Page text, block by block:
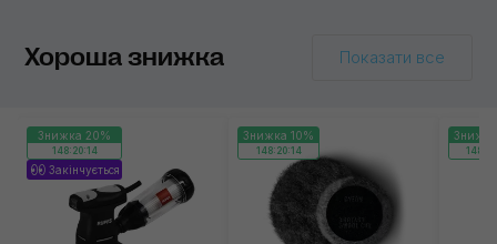
Хороша знижка Показати все
Знижка 20%
148:20:14
Закінчується
Знижка 10%
148:20:14